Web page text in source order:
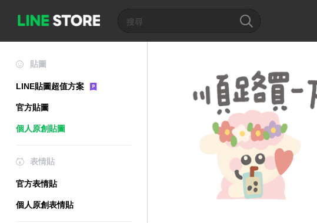
貼圖
LINE貼圖超值方案
官方貼圖
個人原創貼圖
表情貼
官方表情貼
個人原創表情貼